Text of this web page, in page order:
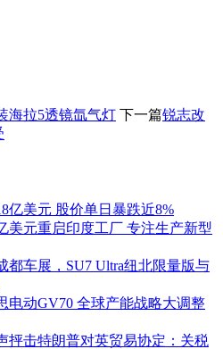
海拉5透镜氙气灯 下一篇锐志改
亿美元 股价单日暴跌近8%
美元重启印度工厂 专注生产新型
都车展，SU7 Ultra纽北限量版与
电动GV70 全球产能战略大调整
抨击特朗普对英贸易协定：关税